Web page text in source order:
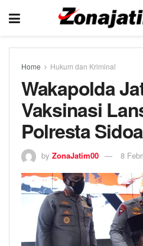
Home Hukum dan Kriminal
Wakapolda
Vaksinasi
Polresta
by ZonaJatim00 8